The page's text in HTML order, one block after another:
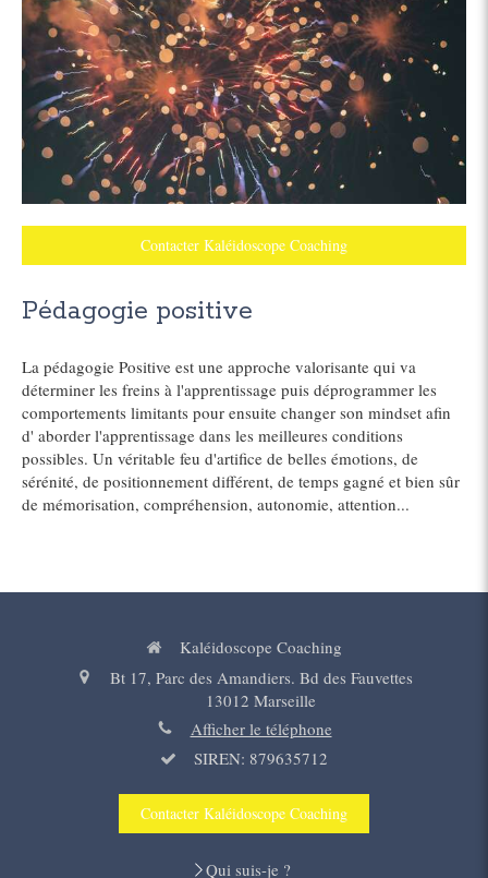
Contacter Kaléidoscope Coaching
Pédagogie positive
La pédagogie Positive est une approche valorisante qui va
déterminer les freins à l'apprentissage puis déprogrammer les
comportements limitants pour ensuite changer son mindset afin
d' aborder l'apprentissage dans les meilleures conditions
possibles. Un véritable feu d'artifice de belles émotions, de
sérénité, de positionnement différent, de temps gagné et bien sûr
de mémorisation, compréhension, autonomie, attention...
Kaléidoscope Coaching
Bt 17, Parc des Amandiers. Bd des Fauvettes
13012 Marseille
Afficher le téléphone
SIREN: 879635712
Contacter Kaléidoscope Coaching
Qui suis-je ?